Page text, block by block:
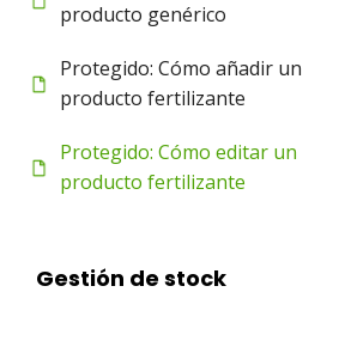
producto genérico
Protegido: Cómo añadir un
producto fertilizante
Protegido: Cómo editar un
producto fertilizante
Gestión de stock